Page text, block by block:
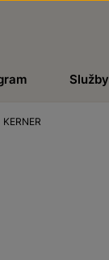
Služby
KERNER